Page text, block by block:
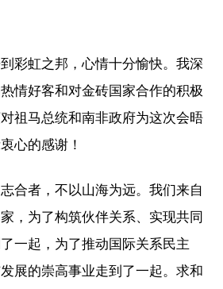
彩虹之邦，心情十分愉快。我深
情好客和对金砖国家合作的积极
祖马总统和南非政府为这次会晤
心的感谢！
合者，不以山海为远。我们来自
，为了构筑伙伴关系、实现共同
一起，为了推动国际关系民主
展的崇高事业走到了一起。求和